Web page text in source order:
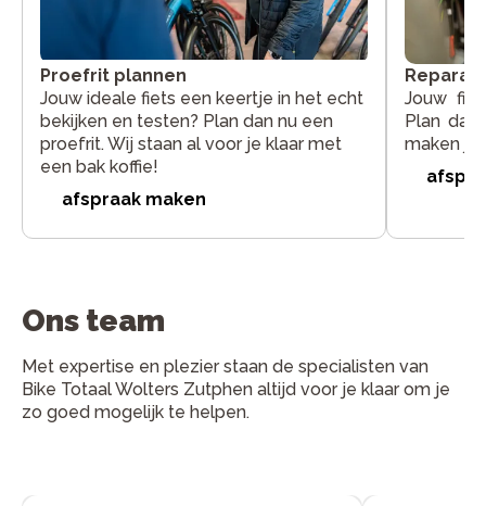
Proefrit plannen
Jouw ideale fiets een keertje in het echt
bekijken en testen? Plan dan nu een
proefrit. Wij staan al voor je klaar met
een bak koffie!
afspraak maken
Jouw
Plan dan
maken
Ons team
Met expertise en plezier staan de specialisten van
Bike Totaal Wolters Zutphen altijd voor je klaar om je
zo goed mogelijk te helpen.